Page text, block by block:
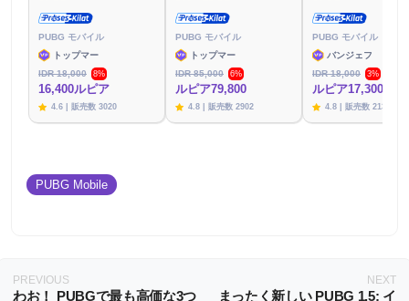
PUBG モバイル
トップマー
IDR 18,000
8%
16,400ルピア
4.6 | 販売数 3020
PUBG モバイル
トップマー
IDR 85,000
6%
ルピア79,800
4.8 | 販売数 2902
PUBG モバイル
バンジェフ
IDR 18,000
3%
ルピア17,300
4.8 | 販売数 2130
PUBG Mobile
PREVIOUS
わお！ PUBGで最も高価な3つ
NEXT
まったく新しい PUBG 1.5: イ